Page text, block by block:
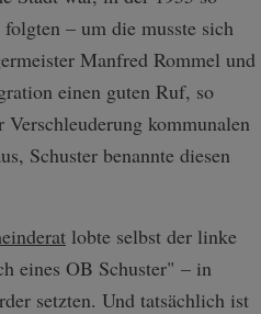
– um die musste sich
Manfred Rommel und
einen guten Ruf, so
kommunalen
Schuster benannte diesen
lobte selbst der linke
eines OB Schuster" – in
setzten. Und tatsächlich ist